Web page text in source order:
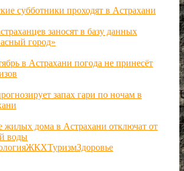
субботники проходят в Астрахани
заносят в базу данных
город»
в Астрахани погода не принесёт
запах гари по ночам в
жилых дома в Астрахани отключат от
воды
ЖКХТуризмЗдоровье